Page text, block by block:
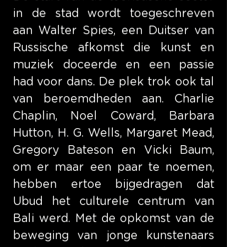
in de stad wordt toegeschreven
aan Walter Spies, een Duitser van
Russische afkomst die kunst en
muziek doceerde en een passie
had voor dans. De plek trok ook tal
van beroemdheden aan. Charlie
Chaplin, Noel Coward, Barbara
Hutton, H. G. Wells, Margaret Mead,
Gregory Bateson en Vicki Baum,
om er maar een paar te noemen,
hebben ertoe bijgedragen dat
Ubud het culturele centrum van
Bali werd. Met de opkomst van de
beweging van jonge kunstenaars